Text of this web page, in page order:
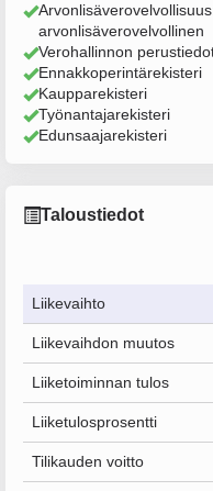
arvonlisäverovelvollinen
Verohallinnon
Ennakkoperintärekisteri
Kaupparekisteri
Työnantajarekisteri
Edunsaajarekisteri
Taloustiedot
Liikevaihto
Liikevaihdon muutos
Liiketoiminnan tulos
Liiketulosprosentti
Tilikauden voitto